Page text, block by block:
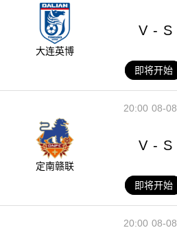
大连英博
V - S
即将开始
08-08
20:00
定南赣联
V - S
即将开始
08-08
20:00